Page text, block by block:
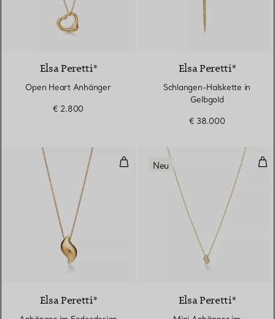
3 Materialien
Elsa Peretti®
Open Heart Anhänger
€ 2.800
Elsa Peretti®
Schlangen-Halskette in
Gelbgold
€ 38.000
Anhänger im Federdesign in
Elsa Peretti®
Neu
Elsa Peretti®